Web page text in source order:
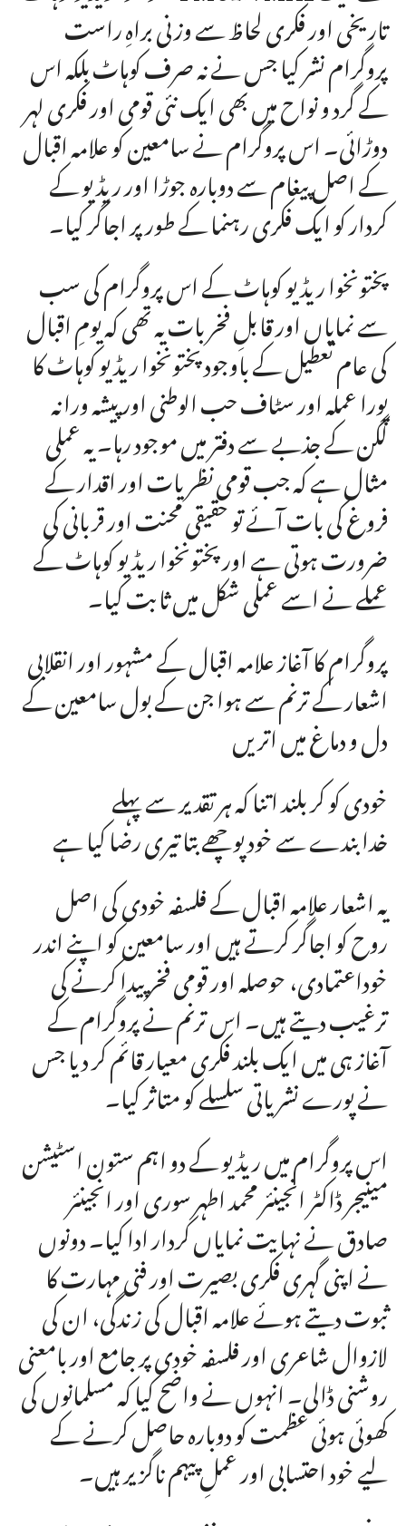
تاریخی اور فکری لحاظ سے وزنی براہِ راست
پروگرام نشر کیا جس نے نہ صرف کوہاٹ بلکہ اس
کے گرد و نواح میں بھی ایک نئی قومی اور فکری لہر
دوڑائی۔ اس پروگرام نے سامعین کو علامہ اقبال
کے اصل پیغام سے دوبارہ جوڑا اور ریڈیو کے
کردار کو ایک فکری رہنما کے طور پر اجاگر کیا۔
پختونخوا ریڈیو کوہاٹ کے اس پروگرام کی سب
سے نمایاں اور قابلِ فخر بات یہ تھی کہ یومِ اقبال
کی عام تعطیل کے باوجود پختونخوا ریڈیو کوہاٹ کا
پورا عملہ اور سٹاف حب الوطنی اور پیشہ ورانہ
لگن کے جذبے سے دفتر میں موجود رہا۔ یہ عملی
مثال ہے کہ جب قومی نظریات اور اقدار کے
فروغ کی بات آئے تو حقیقی محنت اور قربانی کی
ضرورت ہوتی ہے اور پختونخوا ریڈیو کوہاٹ کے
عملے نے اسے عملی شکل میں ثابت کیا۔
پروگرام کا آغاز علامہ اقبال کے مشہور اور انقلابی
اشعار کے ترنم سے ہوا جن کے بول سامعین کے
دل و دماغ میں اتریں
خودی کو کر بلند اتنا کہ ہر تقدیر سے پہلے
خدا بندے سے خود پوچھے بتا تیری رضا کیا ہے
یہ اشعار علامہ اقبال کے فلسفہ خودی کی اصل
روح کو اجاگر کرتے ہیں اور سامعین کو اپنے اندر
خوداعتمادی، حوصلہ اور قومی فخر پیدا کرنے کی
ترغیب دیتے ہیں۔ اس ترنم نے پروگرام کے
آغاز ہی میں ایک بلند فکری معیار قائم کر دیا جس
نے پورے نشریاتی سلسلے کو متاثر کیا۔
اس پروگرام میں ریڈیو کے دو اہم ستون اسٹیشن
مینیجر ڈاکٹر انجینئر محمد اطہر سوری اور انجینئر
صادق نے نہایت نمایاں کردار ادا کیا۔ دونوں
نے اپنی گہری فکری بصیرت اور فنی مہارت کا
ثبوت دیتے ہوئے علامہ اقبال کی زندگی، ان کی
لازوال شاعری اور فلسفہ خودی پر جامع اور بامعنی
روشنی ڈالی۔ انہوں نے واضح کیا کہ مسلمانوں کی
کھوئی ہوئی عظمت کو دوبارہ حاصل کرنے کے
لیے خود احتسابی اور عملِ پیہم ناگزیر ہیں۔